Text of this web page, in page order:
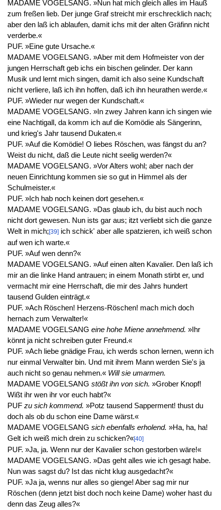
MADAME VOGELSANG. »Nun hat mich gleich alles im Hauß
zum freßen lieb. Der junge Graf streicht mir erschrecklich nach;
aber den laß ich ablaufen, damit ichs mit der alten Gräfinn nicht
verderbe.«
PUF. »Eine gute Ursache.«
MADAME VOGELSANG. »Aber mit dem Hofmeister von der
jungen Herrschaft geb ichs ein bischen gelinder. Der kann
Musik und lernt mich singen, damit ich also seine Kundschaft
nicht verliere, laß ich ihn hoffen, daß ich ihn heurathen werde.«
PUF. »Wieder nur wegen der Kundschaft.«
MADAME VOGELSANG. »In zwey Jahren kann ich singen wie
eine Nachtigall, da komm ich auf die Komödie als Sängerinn,
und krieg's Jahr tausend Dukaten.«
PUF. »Auf die Komödie! O liebes Röschen, was fängst du an?
Weist du nicht, daß die Leute nicht seelig werden?«
MADAME VOGELSANG. »Vor Alters wohl; aber nach der
neuen Einrichtung kommen sie so gut in Himmel als der
Schulmeister.«
PUF. »Ich hab noch keinen dort gesehen.«
MADAME VOGELSANG. »Das glaub ich, du bist auch noch
nicht dort gewesen. Nun ists gar aus; itzt verliebt sich die ganze
Welt in mich;[39]ich schick' aber alle spatzieren, ich weiß schon
auf wen ich warte.«
PUF. »Auf wen denn?«
MADAME VOGELSANG. »Auf einen alten Kavalier. Den laß ich
mir an die linke Hand antrauen; in einem Monath stirbt er, und
vermacht mir eine Herrschaft, die mir des Jahrs hundert
tausend Gulden einträgt.«
PUF. »Ach Röschen! Herzens-Röschen! mach mich doch
hernach zum Verwalter!«
MADAME VOGELSANG eine hohe Miene annehmend. »Ihr
könnt ja nicht schreiben guter Freund.«
PUF. »Ach liebe gnädige Frau, ich werds schon lernen, wenn ich
nur einmal Verwalter bin. Und mit ihrem Mann werden Sie's ja
auch nicht so genau nehmen.« Will sie umarmen.
MADAME VOGELSANG stößt ihn von sich. »Grober Knopf!
Wißt ihr wen ihr vor euch habt?«
PUF zu sich kommend. »Potz tausend Sapperment! thust du
doch als ob du schon eine Dame wärst.«
MADAME VOGELSANG sich ebenfalls erholend. »Ha, ha, ha!
Gelt ich weiß mich drein zu schicken?«[40]
PUF. »Ja, ja. Wenn nur der Kavalier schon gestorben wäre!«
MADAME VOGELSANG. »Das geht alles wie ich gesagt habe.
Nun was sagst du? Ist das nicht klug ausgedacht?«
PUF. »Ja ja, wenns nur alles so gienge! Aber sag mir nur
Röschen (denn jetzt bist doch noch keine Dame) woher hast du
denn das Zeug alles?«